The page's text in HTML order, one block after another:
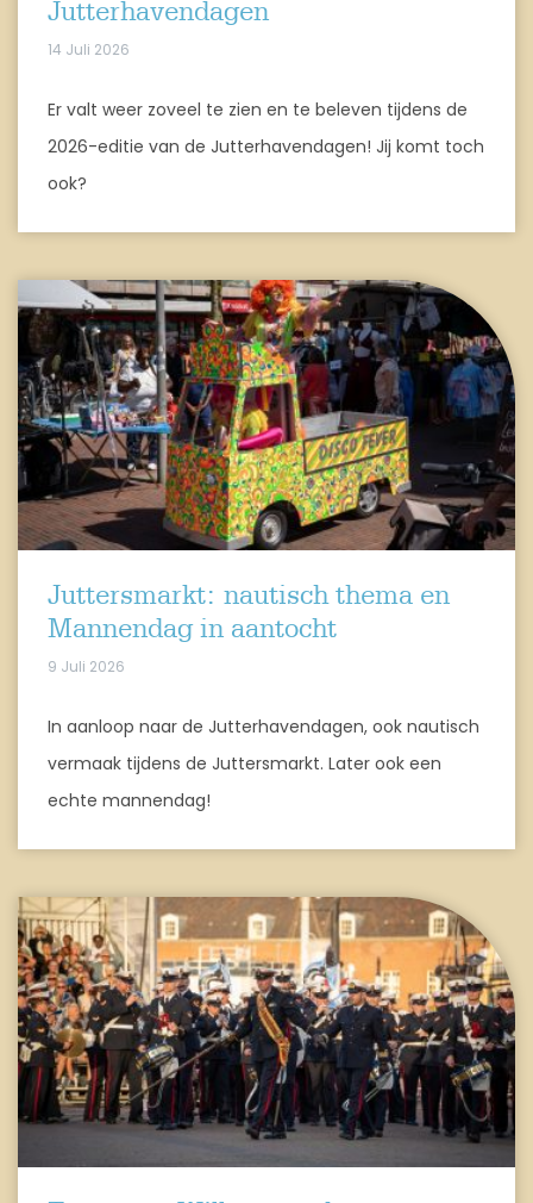
Jutterhavendagen
14 Juli 2026
Er valt weer zoveel te zien en te beleven tijdens de
2026-editie van de Jutterhavendagen! Jij komt toch
ook?
Juttersmarkt: nautisch thema en
Mannendag in aantocht
9 Juli 2026
In aanloop naar de Jutterhavendagen, ook nautisch
vermaak tijdens de Juttersmarkt. Later ook een
echte mannendag!